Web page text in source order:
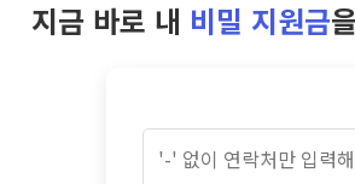
지금 바로 내 비밀 지원금